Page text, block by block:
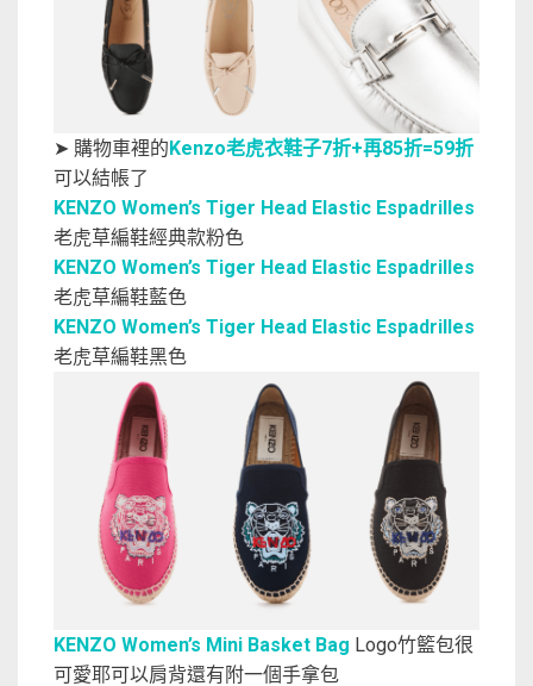
➤ 購物車裡的Kenzo老虎衣鞋子7折+再85折=59折
可以結帳了
KENZO Women’s Tiger Head Elastic Espadrilles
老虎草編鞋經典款粉色
KENZO Women’s Tiger Head Elastic Espadrilles
老虎草編鞋藍色
KENZO Women’s Tiger Head Elastic Espadrilles
老虎草編鞋黑色
KENZO Women’s Mini Basket Bag Logo竹籃包很
可愛耶可以肩背還有附一個手拿包